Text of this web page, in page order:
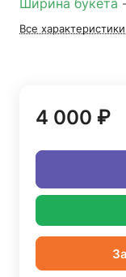
Ширина букета
Все характеристики
4 000 ₽